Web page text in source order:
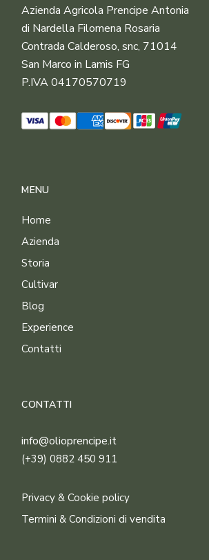
Azienda Agricola Prencipe Antonia
di Nardella Filomena Rosaria
Contrada Calderoso, snc, 71014
San Marco in Lamis FG
P.IVA 04170570719
MENU
Home
Azienda
Storia
Cultivar
Blog
Experience
Contatti
CONTATTI
info@olioprencipe.it
(+39) 0882 450 911
Privacy & Cookie policy
Termini & Condizioni di vendita